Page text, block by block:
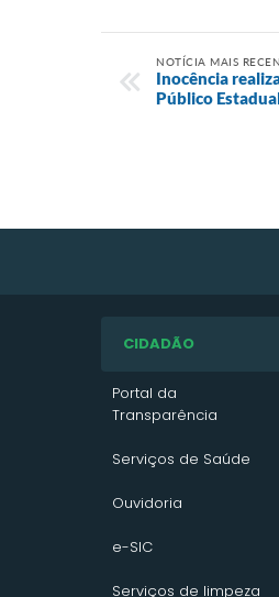
NOTÍCIA MAIS
Inocência
Público
CIDADÃO
Portal da
Transparência
Serviços de Saúde
Ouvidoria
e-SIC
Serviços de limpeza